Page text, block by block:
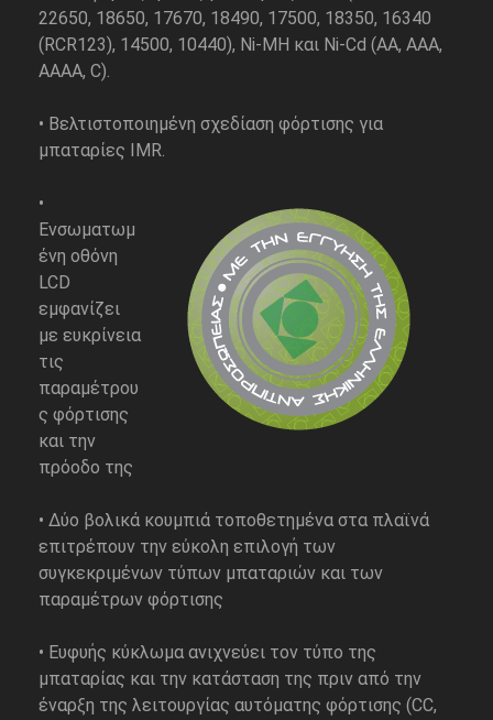
22650, 18650, 17670, 18490, 17500, 18350, 16340
(RCR123), 14500, 10440), Ni-MH και Ni-Cd (AA, AAA,
ΑΑΑΑ, C).
• Βελτιστοποιημένη σχεδίαση φόρτισης για
μπαταρίες IMR.
•
Ενσωματωμ
ένη οθόνη
LCD
εμφανίζει
με ευκρίνεια
τις
παραμέτρου
ς φόρτισης
και την
πρόοδο της
• Δύο βολικά κουμπιά τοποθετημένα στα πλαϊνά
επιτρέπουν την εύκολη επιλογή των
συγκεκριμένων τύπων μπαταριών και των
παραμέτρων φόρτισης
• Ευφυής κύκλωμα ανιχνεύει τον τύπο της
μπαταρίας και την κατάσταση της πριν από την
έναρξη της λειτουργίας αυτόματης φόρτισης (CC,